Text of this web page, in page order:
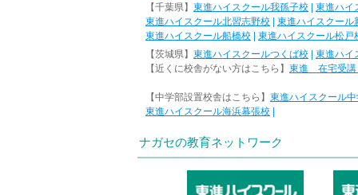
【千葉県】 東進ハイスクール我孫子校
東進ハイ
東進ハイスクール北習志野校
東進ハイスクール
東進ハイスクール船橋校
東進ハイスクール松戸
【茨城県】 東進ハイスクールつくば校
東進ハイ
【近くに校舎がない方はこちら】 東進 在宅受講
【中学部設置校舎はこちら】 東進ハイスクール
東進ハイスクール海浜幕張校
ナガセの教育ネットワーク